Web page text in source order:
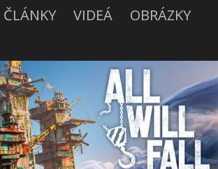
ČLÁNKY VIDEÁ OBRÁZKY